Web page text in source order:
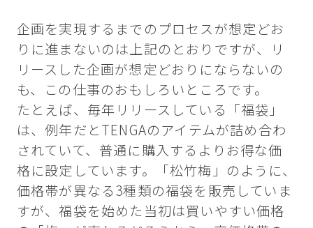
企画を実現するまでのプロセスが想定どお
りに進まないのは上記のとおりですが、リ
リースした企画が想定どおりにならないの
も、この仕事のおもしろいところです。
たとえば、毎年リリースしている「福袋」
は、例年だとTENGAのアイテムが詰め合わ
されていて、普通に購入するよりお得な価
格に設定しています。「松竹梅」のように、
価格帯が異なる3種類の福袋を販売していま
すが、福袋を始めた当初は買いやすい価格